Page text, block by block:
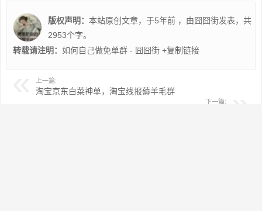
版权声明： 本站原创文章，于5年前 ，由囧囧街发表，共
2953个字。
转载请注明： 如何自己做免单群 - 囧囧街 +复制链接
上一篇:
淘宝京东白菜神单，淘宝线报薅羊毛群
下一篇: